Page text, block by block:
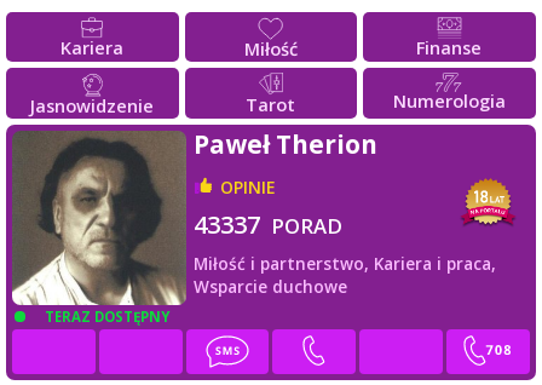
Kariera Miłość Finanse
Jasnowidzenie Tarot Numerologia
TERAZ DOSTĘPNY
Paweł Therion
OPINIE
43337 PORAD
Miłość i partnerstwo, Kariera i praca,
Wsparcie duchowe